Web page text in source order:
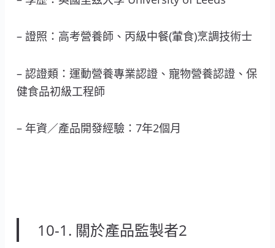
– 證照：高考營養師、丙級中餐(葷食)烹調技術士
– 認證類：運動營養專業認證、寵物營養認證、保
健食品初級工程師
– 年資／產品開發經驗：7年2個月
10-1. 關於產品監製者2